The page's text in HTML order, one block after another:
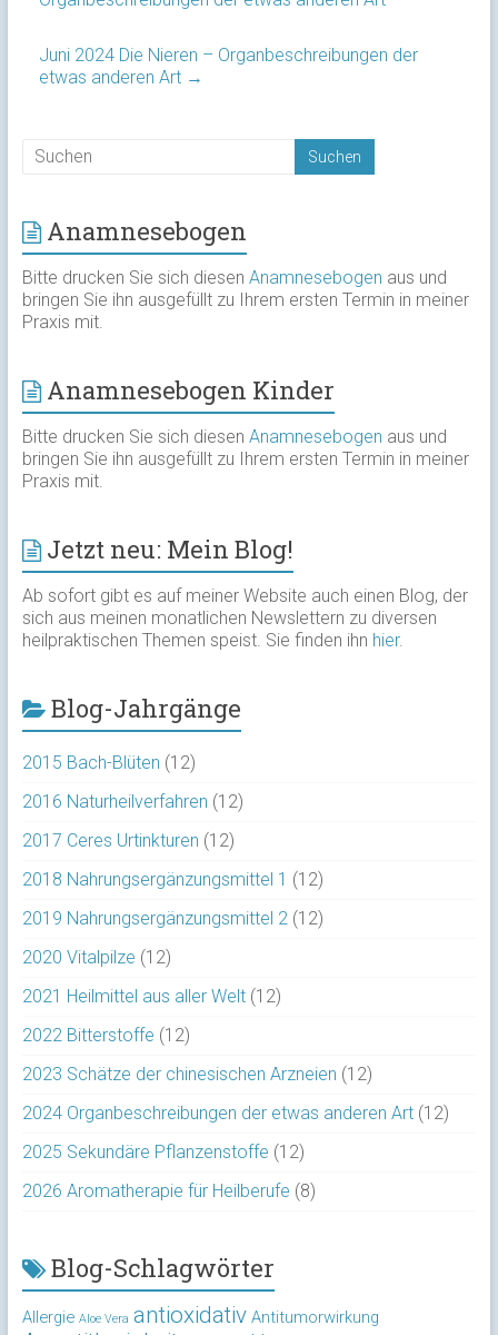
Juni 2024 Die Nieren – Organbeschreibungen der
etwas anderen Art →
Anamnesebogen
Bitte drucken Sie sich diesen Anamnesebogen aus und
bringen Sie ihn ausgefüllt zu Ihrem ersten Termin in meiner
Praxis mit.
Anamnesebogen Kinder
Bitte drucken Sie sich diesen Anamnesebogen aus und
bringen Sie ihn ausgefüllt zu Ihrem ersten Termin in meiner
Praxis mit.
Jetzt neu: Mein Blog!
Ab sofort gibt es auf meiner Website auch einen Blog, der
sich aus meinen monatlichen Newslettern zu diversen
heilpraktischen Themen speist. Sie finden ihn hier.
Blog-Jahrgänge
2015 Bach-Blüten (12)
2016 Naturheilverfahren (12)
2017 Ceres Urtinkturen (12)
2018 Nahrungsergänzungsmittel 1 (12)
2019 Nahrungsergänzungsmittel 2 (12)
2020 Vitalpilze (12)
2021 Heilmittel aus aller Welt(12)
2022 Bitterstoffe (12)
2023 Schätze der chinesischen Arzneien (12)
2024 Organbeschreibungen der etwas anderen Art(12)
2025 Sekundäre Pflanzenstoffe (12)
2026 Aromatherapie für Heilberufe (8)
Blog-Schlagwörter
Allergie Aloe Vera antioxidativ Antitumorwirkung